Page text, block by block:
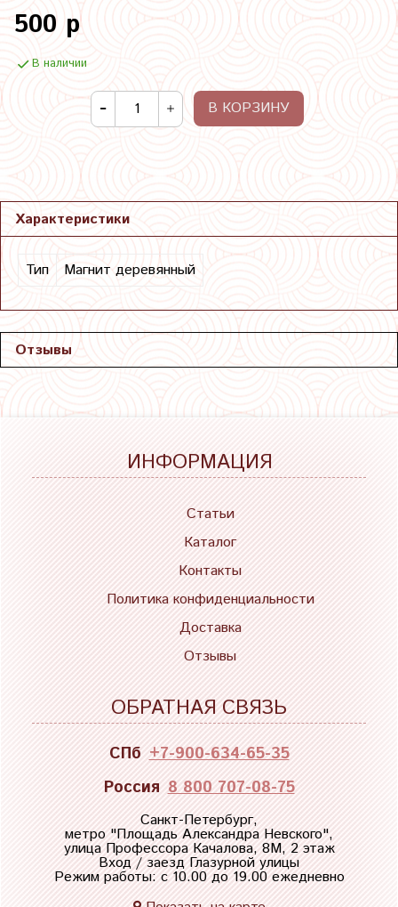
500 р
В наличии
В КОРЗИНУ
Характеристики
Тип Магнит деревянный
Отзывы
ИНФОРМАЦИЯ
Статьи
Каталог
Контакты
Политика конфиденциальности
Доставка
Отзывы
ОБРАТНАЯ СВЯЗЬ
СПб +7-900-634-65-35
Россия 8 800 707-08-75
Санкт-Петербург,
метро "Площадь Александра Невского",
улица Профессора Качалова, 8М, 2 этаж
Вход / заезд Глазурной улицы
Режим работы: с 10.00 до 19.00 ежедневно